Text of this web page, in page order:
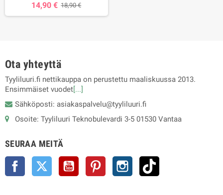
14,90 € 18,90 €
Ota yhteyttä
Tyyliluuri.fi nettikauppa on perustettu maaliskuussa 2013.
Ensimmäiset vuodet[...]
Sähköposti: asiakaspalvelu@tyyliluuri.fi
Osoite: Tyyliluuri Teknobulevardi 3-5 01530 Vantaa
SEURAA MEITÄ
Facebook Twitter YouTube Pinterest Instagram